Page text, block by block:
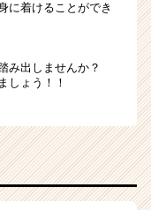
に着けることができ
み出しませんか？
しょう！！